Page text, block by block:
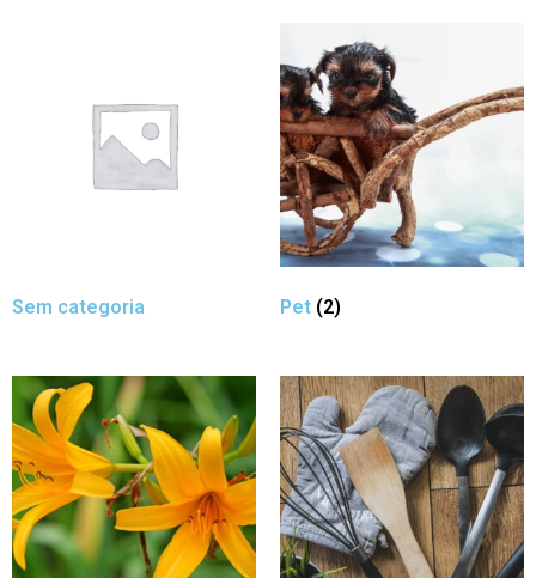
Sem categoria Pet (2)